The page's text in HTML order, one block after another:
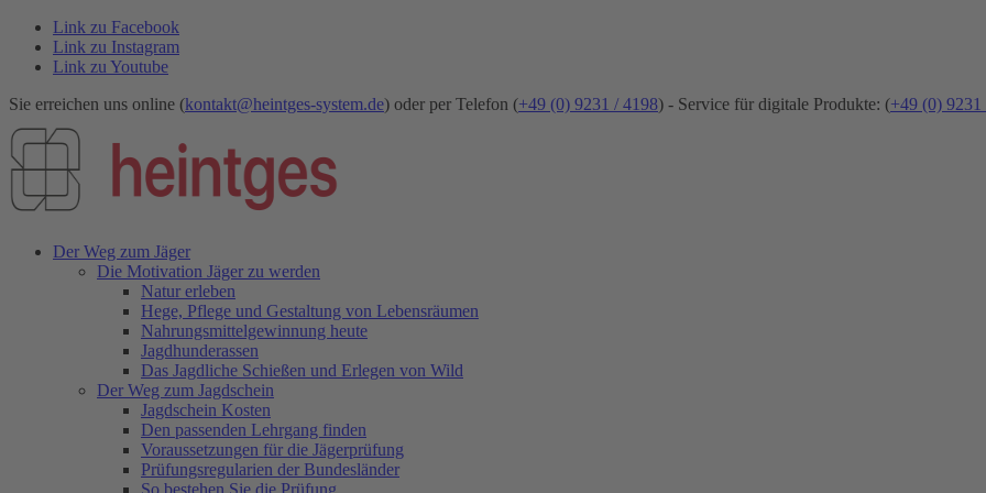
Link zu Facebook
Link zu Instagram
Link zu Youtube
Sie erreichen uns online (kontakt@heintges-system.de) oder per Telefon (+49 (0) 9231 / 4198) - Service für digitale Produkte: (+49 (0) 9231
Der Weg zum Jäger
Die Motivation Jäger zu werden
Natur erleben
Hege, Pflege und Gestaltung von Lebensräumen
Nahrungsmittelgewinnung heute
Jagdhunderassen
Das Jagdliche Schießen und Erlegen von Wild
Der Weg zum Jagdschein
Jagdschein Kosten
Den passenden Lehrgang finden
Voraussetzungen für die Jägerprüfung
Prüfungsregularien der Bundesländer
So bestehen Sie die Prüfung